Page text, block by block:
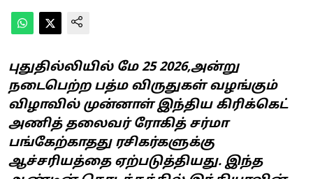
புதுதில்லியில் மே 25 2026,அன்று
நடைபெற்ற பத்ம விருதுகள் வழங்கும்
விழாவில் முன்னாள் இந்திய கிரிக்கெட்
அணித் தலைவர் ரோகித் சர்மா
பங்கேற்காதது ரசிகர்களுக்கு
ஆச்சரியத்தை ஏற்படுத்தியது. இந்த